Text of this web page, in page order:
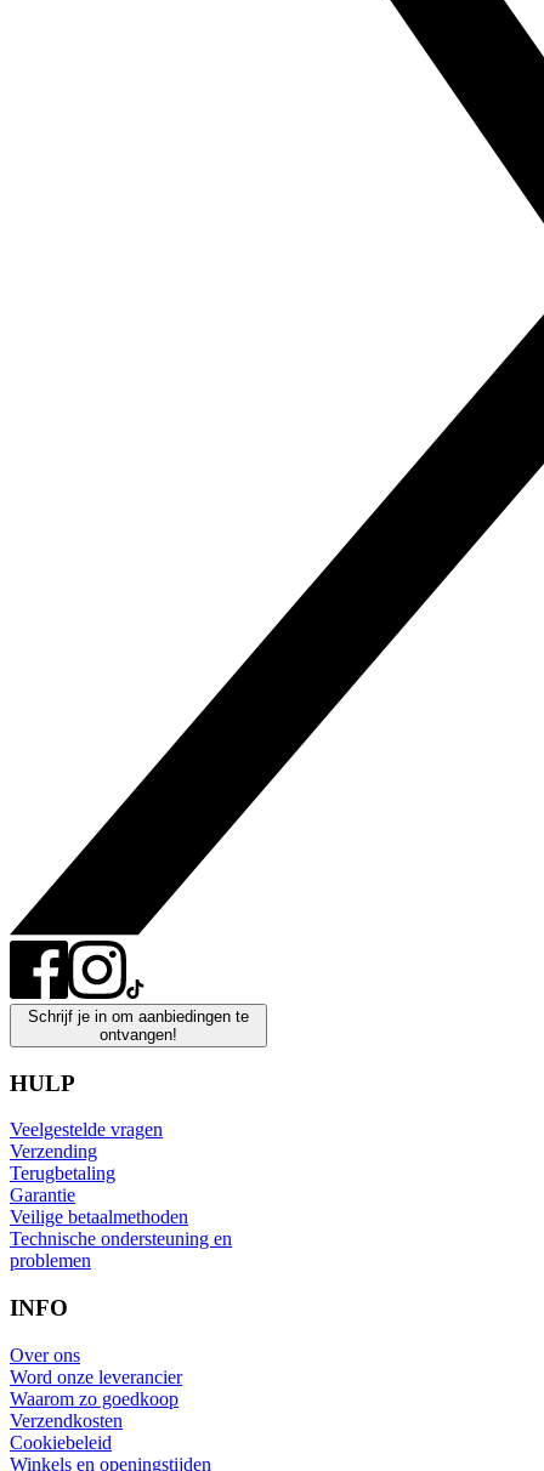
Schrijf je in om aanbiedingen te
ontvangen!
HULP
Veelgestelde vragen
Verzending
Terugbetaling
Garantie
Veilige betaalmethoden
Technische ondersteuning en
problemen
INFO
Over ons
Word onze leverancier
Waarom zo goedkoop
Verzendkosten
Cookiebeleid
Winkels en openingstijden